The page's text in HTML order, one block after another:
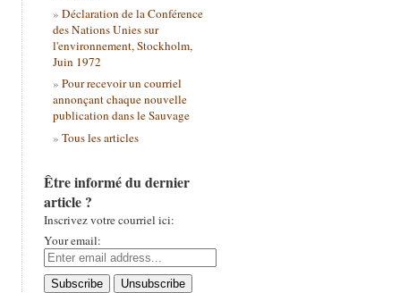
Déclaration de la Conférence
des Nations Unies sur
l'environnement, Stockholm,
Juin 1972
Pour recevoir un courriel
annonçant chaque nouvelle
publication dans le Sauvage
Tous les articles
Être informé du dernier
article ?
Inscrivez votre courriel ici:
Your email: